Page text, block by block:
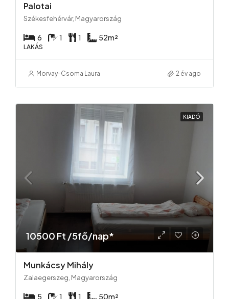
Palotai
Székesfehérvár, Magyarország
6 1 1 52m²
LAKÁS
Morvay-Csoma Laura 2 év ago
KIADÓ
10500 Ft /5fő/nap*
Munkácsy Mihály
Zalaegerszeg, Magyarország
5 1 1 50m²